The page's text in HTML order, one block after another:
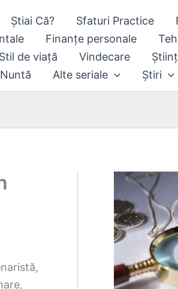
Știai Că? Sfaturi Practice
Finanțe personale
de viață Vindecare
Alte seriale Știri